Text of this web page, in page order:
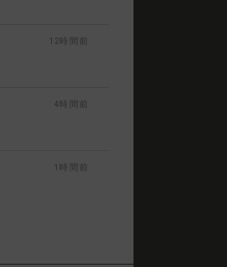
12時間前
4時間前
1時間前